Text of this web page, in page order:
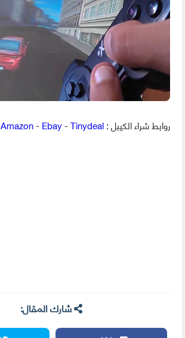
روابط شراء الكيبل : Amazon-Ebay-Tinydeal
شارك المقال: